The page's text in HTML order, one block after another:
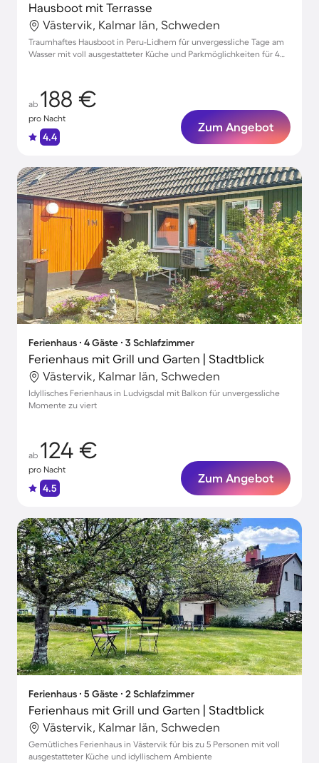
Hausboot mit Terrasse
Västervik, Kalmar län, Schweden
Traumhaftes Hausboot in Peru-Lidhem für unvergessliche Tage am
Wasser mit voll ausgestatteter Küche und Parkmöglichkeiten für 4
ab 188 €
pro Nacht
4.4
Zum Angebot
Ferienhaus ∙ 4 Gäste ∙ 3 Schlafzimmer
Ferienhaus mit Grill und Garten | Stadtblick
Västervik, Kalmar län, Schweden
Idyllisches Ferienhaus in Ludvigsdal mit Balkon für unvergessliche
Momente zu viert
ab 124 €
pro Nacht
4.5
Zum Angebot
Ferienhaus ∙ 5 Gäste ∙ 2 Schlafzimmer
Ferienhaus mit Grill und Garten | Stadtblick
Västervik, Kalmar län, Schweden
Gemütliches Ferienhaus in Västervik für bis zu 5 Personen mit voll
ausgestatteter Küche und idyllischem Ambiente